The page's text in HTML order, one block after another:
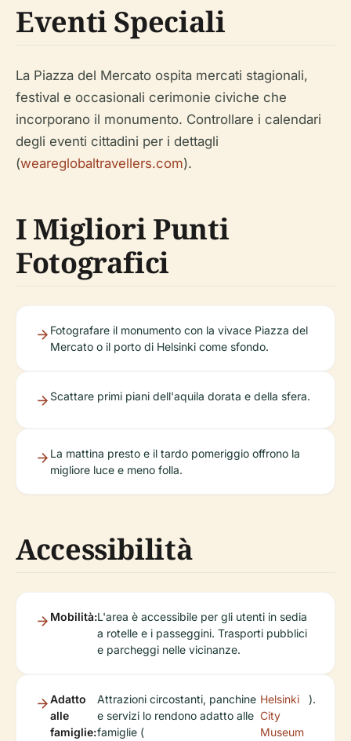
Eventi Speciali
La Piazza del Mercato ospita mercati stagionali,
festival e occasionali cerimonie civiche che
incorporano il monumento. Controllare i calendari
degli eventi cittadini per i dettagli
(weareglobaltravellers.com).
I Migliori Punti
Fotografici
Fotografare il monumento con la vivace Piazza del
Mercato o il porto di Helsinki come sfondo.
Scattare primi piani dell'aquila dorata e della sfera.
La mattina presto e il tardo pomeriggio offrono la
migliore luce e meno folla.
Accessibilità
Mobilità:L'area è accessibile per gli utenti in sedia
a rotelle e i passeggini. Trasporti pubblici
e parcheggi nelle vicinanze.
Adatto
alle
famiglie:
Attrazioni circostanti, panchine
e servizi lo rendono adatto alle
famiglie (
Helsinki
City
Museum
).